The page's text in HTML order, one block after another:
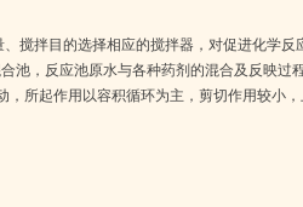
搅拌目的选择相应的搅拌器，对促进化学
池，反应池原水与各种药剂的混合及反映过
所起作用以容积循环为主，剪切作用较小